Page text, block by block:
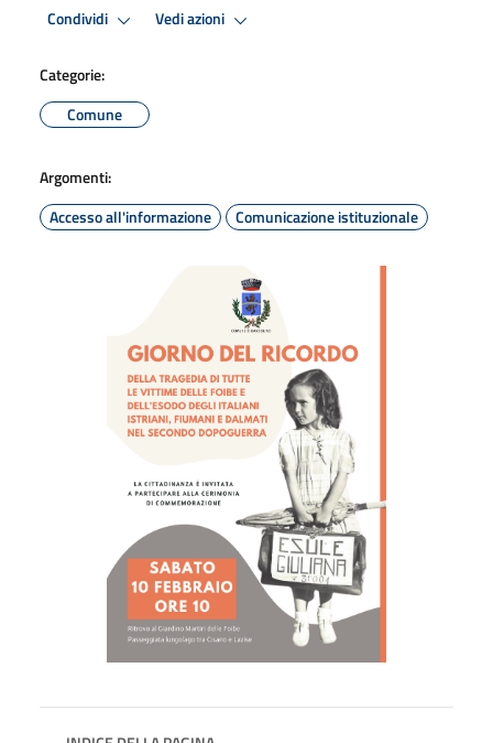
Condividi Vedi azioni
Categorie:
Comune
Argomenti:
Accesso all'informazione
Comunicazione istituzionale